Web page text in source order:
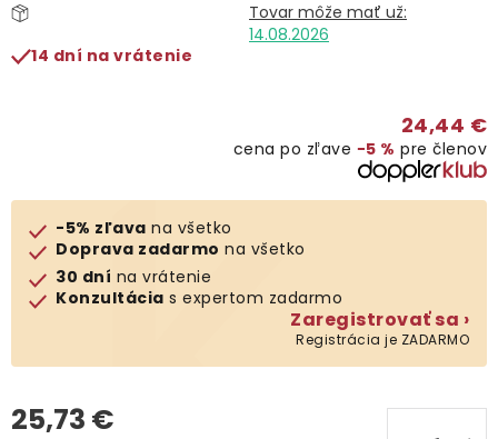
Predávané značky
Klub výhod
Kontakty
14.08.2026
14 dní na vrátenie
24,44 €
cena po zľave −5 % pre členov
-5% zľava na všetko
Doprava zadarmo na všetko
30 dní na vrátenie
Konzultácia s expertom zadarmo
Zaregistrovať sa ›
Registrácia je ZADARMO
25,73 €